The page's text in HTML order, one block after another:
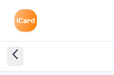
arrow_back_ios_new